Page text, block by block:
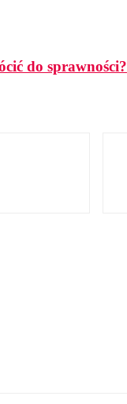
do sprawności?